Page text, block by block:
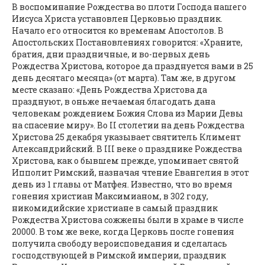
В воспоминание Рождества во плоти Господа нашего
Иисуса Христа установлен Церковью праздник.
Начало его относится ко временам Апостолов. В
Апостольских Постановлениях говорится: «Храните,
братия, дни праздничные, и во-первых день
Рождества Христова, которое да празднуется вами в 25
день десятаго месяца» (от марта). Там же, в другом
месте сказано: «День Рождества Христова да
празднуют, в оньже нечаемая благодать дана
человекам рождением Божия Слова из Марии Девы
на спасение миру». Во II столетии на день Рождества
Христова 25 декабря указывает святитель Климент
Александрийский. В III веке о празднике Рождества
Христова, как о бывшем прежде, упоминает святой
Ипполит Римский, назначая чтение Евангелия в этот
день из 1 главы от Матфея. Известно, что во время
гонения христиан Максимианом, в 302 году,
никомидийские христиане в самый праздник
Рождества Христова сожжены были в храме в числе
20000. В том же веке, когда Церковь после гонения
получила свободу вероисповедания и сделалась
господствующей в Римской империи, праздник